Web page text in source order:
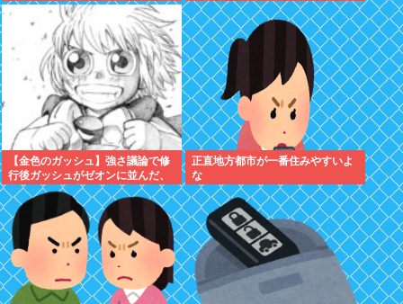
【金色のガッシュ】強さ議論で修
行後ガッシュがゼオンに並んだ、
超えてたって意見に納得いかない
んだけど
正直地方都市が一番住みやすいよ
な